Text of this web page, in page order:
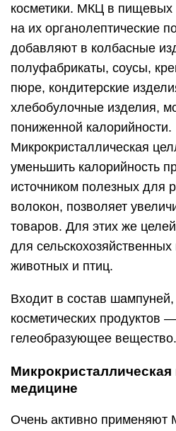
косметики. МКЦ в пищевых
на их органолептические
добавляют в колбасные
полуфабрикаты, соусы,
пюре, кондитерские
хлебобулочные изделия,
пониженной калорийности.
Микрокристаллическая
уменьшить калорийность
источником полезных
волокон, позволяет
товаров. Для этих же
для
животных и птиц.
Входит в состав
косметических продуктов
гелеобразующее вещество.
медицине
Очень активно